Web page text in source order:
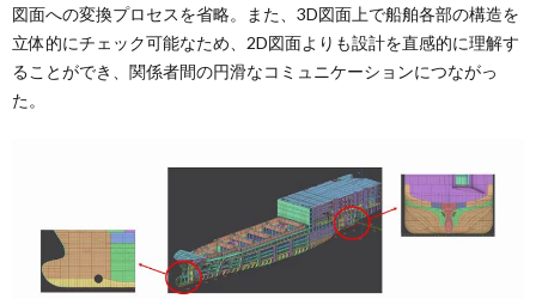
図面への変換プロセスを省略。また、3D図面上で船舶各部の構造を
立体的にチェック可能なため、2D図面よりも設計を直感的に理解す
ることができ、関係者間の円滑なコミュニケーションにつながっ
た。